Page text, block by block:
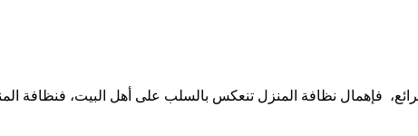
فإهمال نظافة المنزل تنعكس بالسلب على أهل البيت، فنظافة